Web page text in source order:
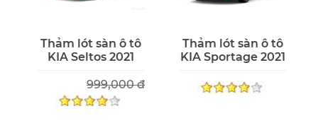
Thảm lót sàn ô tô
KIA Seltos 2021
999,000 đ
Thảm lót sàn ô tô
KIA Sportage 2021